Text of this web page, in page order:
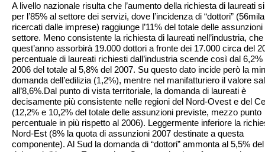
A livello nazionale risulta che l’aumento della richiesta di laureati
per l’85% al settore dei servizi, dove l’incidenza di “dottori”
ricercati dalle imprese) raggiunge l’11% del totale delle assunzioni
settore. Meno consistente la richiesta di laureati nell’industria, che
quest’anno assorbirà 19.000 dottori a fronte dei 17.000 circa del
percentuale di laureati richiesti dall’industria scende così dal 6,2%
2006 del totale al 5,8% del 2007. Su questo dato incide però la
domanda dell’edilizia (1,2%), mentre nel manifatturiero il valore
all’8,6%.Dal punto di vista territoriale, la domanda di laureati è
decisamente più consistente nelle regioni del Nord-Ovest e del
(12,2% e 10,2% del totale delle assunzioni previste, mezzo punto
percentuale in più rispetto al 2006). Leggermente inferiore la
Nord-Est (8% la quota di assunzioni 2007 destinate a questa
componente). Al Sud la domanda di “dottori” ammonta al 5,5%